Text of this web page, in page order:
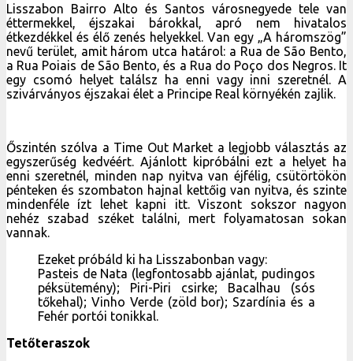
Lisszabon Bairro Alto és Santos városnegyede tele van
éttermekkel, éjszakai bárokkal, apró nem hivatalos
étkezdékkel és élő zenés helyekkel. Van egy „A háromszög”
nevű terület, amit három utca határol: a Rua de São Bento,
a Rua Poiais de São Bento, és a Rua do Poço dos Negros. It
egy csomó helyet találsz ha enni vagy inni szeretnél. A
szivárványos éjszakai élet a Principe Real környékén zajlik.
Őszintén szólva a Time Out Market a legjobb választás az
egyszerűség kedvéért. Ajánlott kipróbálni ezt a helyet ha
enni szeretnél, minden nap nyitva van éjfélig, csütörtökön
pénteken és szombaton hajnal kettőig van nyitva, és szinte
mindenféle ízt lehet kapni itt. Viszont sokszor nagyon
nehéz szabad széket találni, mert folyamatosan sokan
vannak.
Ezeket próbáld ki ha Lisszabonban vagy:
Pasteis de Nata (legfontosabb ajánlat, pudingos
péksütemény); Piri-Piri csirke; Bacalhau (sós
tőkehal); Vinho Verde (zöld bor); Szardínia és a
Fehér portói tonikkal.
Tetőteraszok